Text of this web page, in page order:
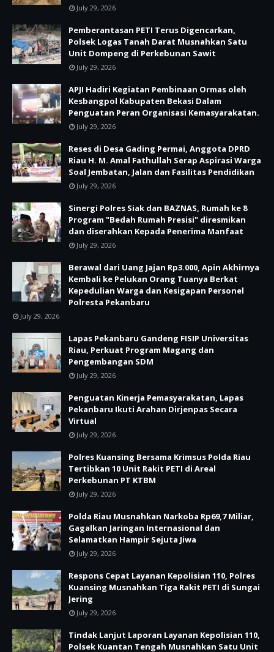
July 29, 2026
Pemberantasan PETI Terus Digencarkan,
Polsek Logas Tanah Darat Musnahkan Satu
Unit Dompeng di Perkebunan Sawit
July 29, 2026
APJI Hadiri Kegiatan Pembinaan Ormas oleh
Kesbangpol Kabupaten Bekasi Dalam
Penguatan Peran Organisasi Kemasyarakatan.
July 29, 2026
Reses di Desa Gading Permai, Anggota DPRD
Riau H. M. Amal Fathullah Serap Aspirasi Warga
Soal Jembatan, Jalan dan Fasilitas Pendidikan
July 29, 2026
Sinergi Polres Siak dan BAZNAS, Rumah ke 8
Program "Bedah Rumah Presisi" diresmikan
dan diserahkan Kepada Penerima Manfaat
July 29, 2026
Berawal dari Uang Jajan Rp3.000, Apin Akhirnya
Kembali ke Pelukan Orang Tuanya Berkat
Kepedulian Warga dan Kesigapan Personel
Polresta Pekanbaru
July 29, 2026
Lapas Pekanbaru Gandeng FISIP Universitas
Riau, Perkuat Program Magang dan
Pengembangan SDM
July 29, 2026
Penguatan Kinerja Pemasyarakatan, Lapas
Pekanbaru Ikuti Arahan Dirjenpas Secara
Virtual
July 29, 2026
Polres Kuansing Bersama Krimsus Polda Riau
Tertibkan 10 Unit Rakit PETI di Areal
Perkebunan PT KTBM
July 29, 2026
Polda Riau Musnahkan Narkoba Rp69,7 Miliar,
Gagalkan Jaringan Internasional dan
Selamatkan Hampir Sejuta Jiwa
July 29, 2026
Respons Cepat Layanan Kepolisian 110, Polres
Kuansing Musnahkan Tiga Rakit PETI di Sungai
Jering
July 29, 2026
Tindak Lanjut Laporan Layanan Kepolisian 110,
Polsek Kuantan Tengah Musnahkan Satu Unit